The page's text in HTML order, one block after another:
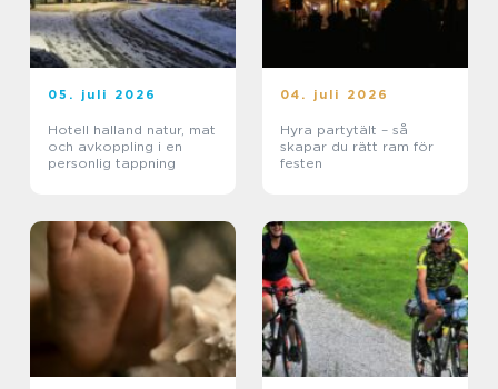
05. juli 2026
Hotell halland natur, mat
och avkoppling i en
personlig tappning
04. juli 2026
Hyra partytält – så
skapar du rätt ram för
festen